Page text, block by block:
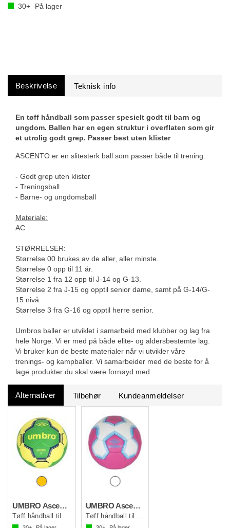
30+ På lager
Beskrivelse
En tøff håndball som passer spesielt godt til barn og
ungdom. Ballen har en egen struktur i overflaten som gir
et utrolig godt grep. Passer best uten klister
ASCENTO er en slitesterk ball som passer både til trening.
- Godt grep uten klister
- Treningsball
- Barne- og ungdomsball
Materiale:
AC
STØRRELSER:
Størrelse 00 brukes av de aller, aller minste.
Størrelse 0 opp til 11 år.
Størrelse 1 fra 12 opp til J-14 og G-13.
Størrelse 2 fra J-15 og opptil senior dame, samt på G-14/G-
15 nivå.
Størrelse 3 fra G-16 og opptil herre senior.
Umbros baller er utviklet i samarbeid med klubber og lag fra
hele Norge. Vi er med på både elite- og aldersbestemte lag.
Vi bruker kun de beste materialer når vi utvikler våre
trenings- og kampballer. Vi samarbeider med de beste for å
lage produkter du skal være fornøyd med.
Alternativer Tilbehør Kundeanmeldelser
UMBRO Ascento Håndball
Tøff håndball til barn og unge
UMBRO Ascento Håndball 61 Hvit
Tøff håndball til barn og unge